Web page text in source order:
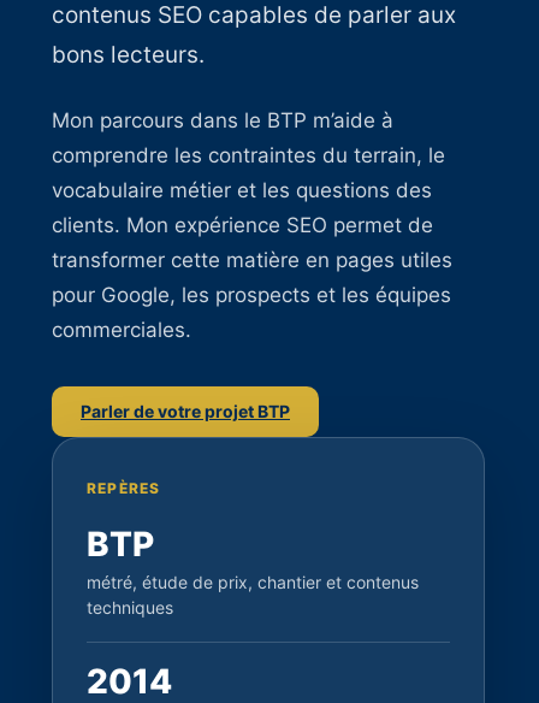
contenus SEO capables de parler aux
bons lecteurs.
Mon parcours dans le BTP m’aide à
comprendre les contraintes du terrain, le
vocabulaire métier et les questions des
clients. Mon expérience SEO permet de
transformer cette matière en pages utiles
pour Google, les prospects et les équipes
commerciales.
Parler de votre projet BTP
REPÈRES
BTP
métré, étude de prix, chantier et contenus
techniques
2014